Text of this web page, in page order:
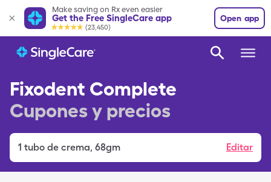
Make saving on Rx even easier
Get the Free SingleCare app
(23,450)
Open app
Fixodent Complete
Cupones y precios
1 tubo de crema, 68gm Editar